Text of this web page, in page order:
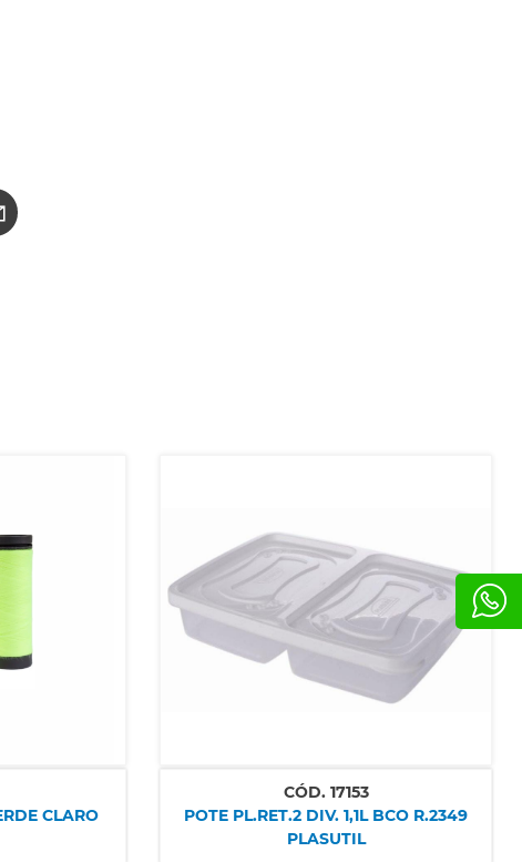
CLARO
CÓD. 17153
POTE PL.RET.2 DIV. 1,1L BCO R.2349
PLASUTIL